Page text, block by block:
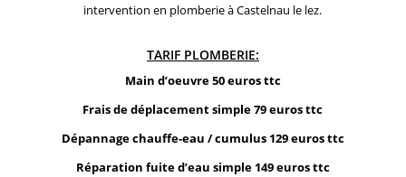
intervention en plomberie à Castelnau le lez.
TARIF PLOMBERIE:
Main d’oeuvre 50 euros ttc
Frais de déplacement simple 79 euros ttc
Dépannage chauffe-eau / cumulus 129 euros ttc
Réparation fuite d’eau simple 149 euros ttc